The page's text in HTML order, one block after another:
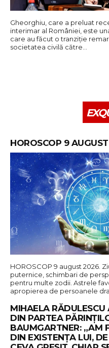
Gheorghiu, care a preluat
interimar al României, este
care au făcut o tranziție
societatea civilă către…
HOROSCOP 9
HOROSCOP 9 august 2026.
puternice, schimbari de
pentru multe zodii. Astrele
apropierea de persoanele
MIHAELA
DIN PARTEA
BAUMGARTNER: „AM
DIN EXISTENȚA LUI,